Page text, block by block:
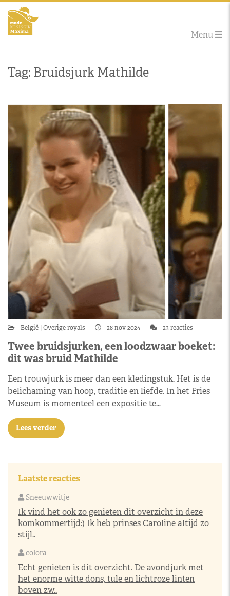
Menu
Tag: Bruidsjurk Mathilde
België Overige royals 28 nov 2024 23 reacties
Twee bruidsjurken, een loodzwaar boeket:
dit was bruid Mathilde
Een trouwjurk is meer dan een kledingstuk. Het is de
belichaming van hoop, traditie en liefde. In het Fries
Museum is momenteel een expositie te…
Lees verder
Laatste reacties
Sneeuwwitje
Ik vind het ook zo genieten dit overzicht in deze
komkommertijd:) Ik heb prinses Caroline altijd zo
stijl..
colora
Echt genieten is dit overzicht. De avondjurk met
het enorme witte dons, tule en lichtroze linten
boven zw..